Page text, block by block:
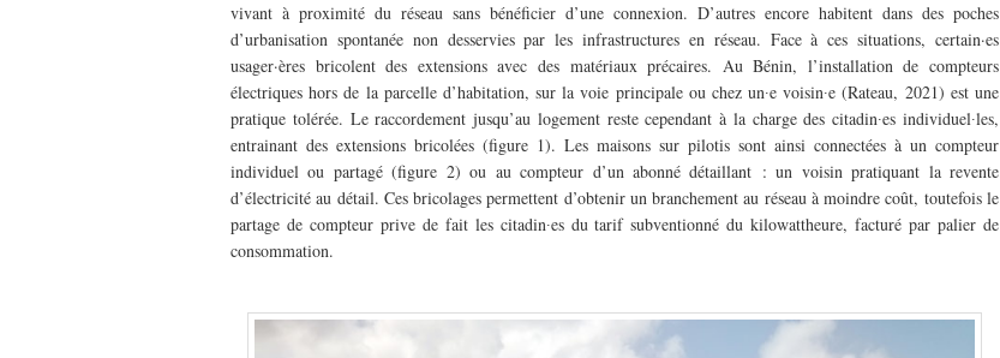
vivant à proximité du réseau sans bénéficier d’une connexion. D’autres encore habitent dans des poches
d’urbanisation spontanée non desservies par les infrastructures en réseau. Face à ces situations, certain·es
usager·ères bricolent des extensions avec des matériaux précaires. Au Bénin, l’installation de compteurs
électriques hors de la parcelle d’habitation, sur la voie principale ou chez un∙e voisin∙e (Rateau, 2021) est une
pratique tolérée. Le raccordement jusqu’au logement reste cependant à la charge des citadin∙es individuel∙les,
entrainant des extensions bricolées (figure 1). Les maisons sur pilotis sont ainsi connectées à un compteur
individuel ou partagé (figure 2) ou au compteur d’un abonné détaillant : un voisin pratiquant la revente
d’électricité au détail. Ces bricolages permettent d’obtenir un branchement au réseau à moindre coût, toutefois le
partage de compteur prive de fait les citadin∙es du tarif subventionné du kilowattheure, facturé par palier de
consommation.